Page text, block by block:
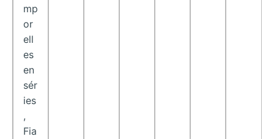
mp
or
ell
es
en
sér
ies
,
Fia